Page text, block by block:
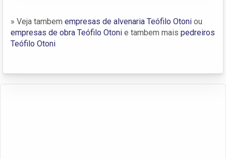
» Veja tambem empresas de alvenaria Teófilo Otoni ou
empresas de obra Teófilo Otoni e tambem mais pedreiros
Teófilo Otoni